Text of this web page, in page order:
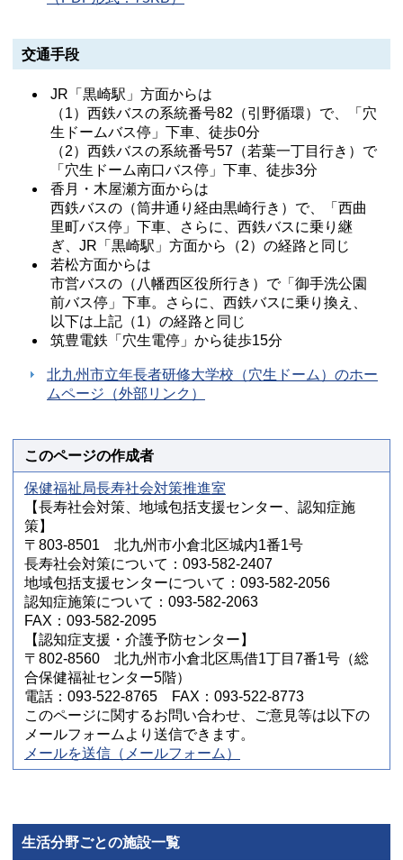
交通手段
JR「黒崎駅」方面からは
（1）西鉄バスの系統番号82（引野循環）で、「穴
生ドームバス停」下車、徒歩0分
（2）西鉄バスの系統番号57（若葉一丁目行き）で
「穴生ドーム南口バス停」下車、徒歩3分
香月・木屋瀬方面からは
西鉄バスの（筒井通り経由黒崎行き）で、「西曲
里町バス停」下車、さらに、西鉄バスに乗り継
ぎ、JR「黒崎駅」方面から（2）の経路と同じ
若松方面からは
市営バスの（八幡西区役所行き）で「御手洗公園
前バス停」下車。さらに、西鉄バスに乗り換え、
以下は上記（1）の経路と同じ
筑豊電鉄「穴生電停」から徒歩15分
北九州市立年長者研修大学校（穴生ドーム）のホー
ムページ（外部リンク）
このページの作成者
保健福祉局長寿社会対策推進室
【長寿社会対策、地域包括支援センター、認知症施
策】
〒803-8501 北九州市小倉北区城内1番1号
長寿社会対策について：093-582-2407
地域包括支援センターについて：093-582-2056
認知症施策について：093-582-2063
FAX：093-582-2095
【認知症支援・介護予防センター】
〒802-8560 北九州市小倉北区馬借1丁目7番1号（総
合保健福祉センター5階）
電話：093-522-8765 FAX：093-522-8773
このページに関するお問い合わせ、ご意見等は以下の
メールフォームより送信できます。
メールを送信（メールフォーム）
生活分野ごとの施設一覧